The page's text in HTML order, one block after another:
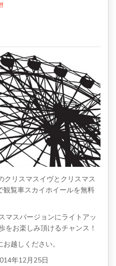
リスマスイヴとクリスマス
覧車スカイホイールを無料
マスバージョンにライトアッ
をお楽しみ頂けるチャンス！
越しください。
年12月25日